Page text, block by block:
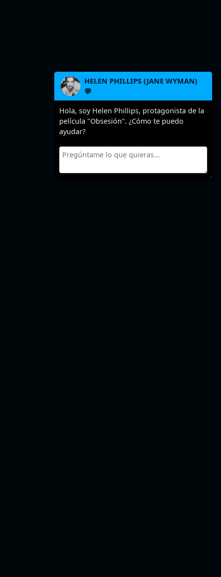
HELEN PHILLIPS (JANE WYMAN)
💬
Hola, soy Helen Phillips, protagonista de la
película "Obsesión". ¿Cómo te puedo
ayudar?